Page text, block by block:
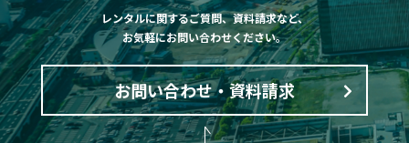
レンタルに関するご質問、資料請求など、
お気軽にお問い合わせください。
お問い合わせ・資料請求